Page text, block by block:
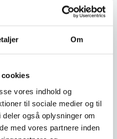
Om
cookies
vores indhold og
til sociale medier og til
også oplysninger om
med vores partnere inden